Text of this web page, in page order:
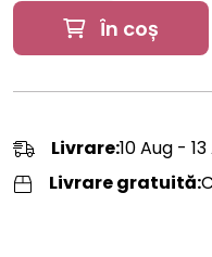
În coș
Livrare:10 Aug -
Livrare gratuită: